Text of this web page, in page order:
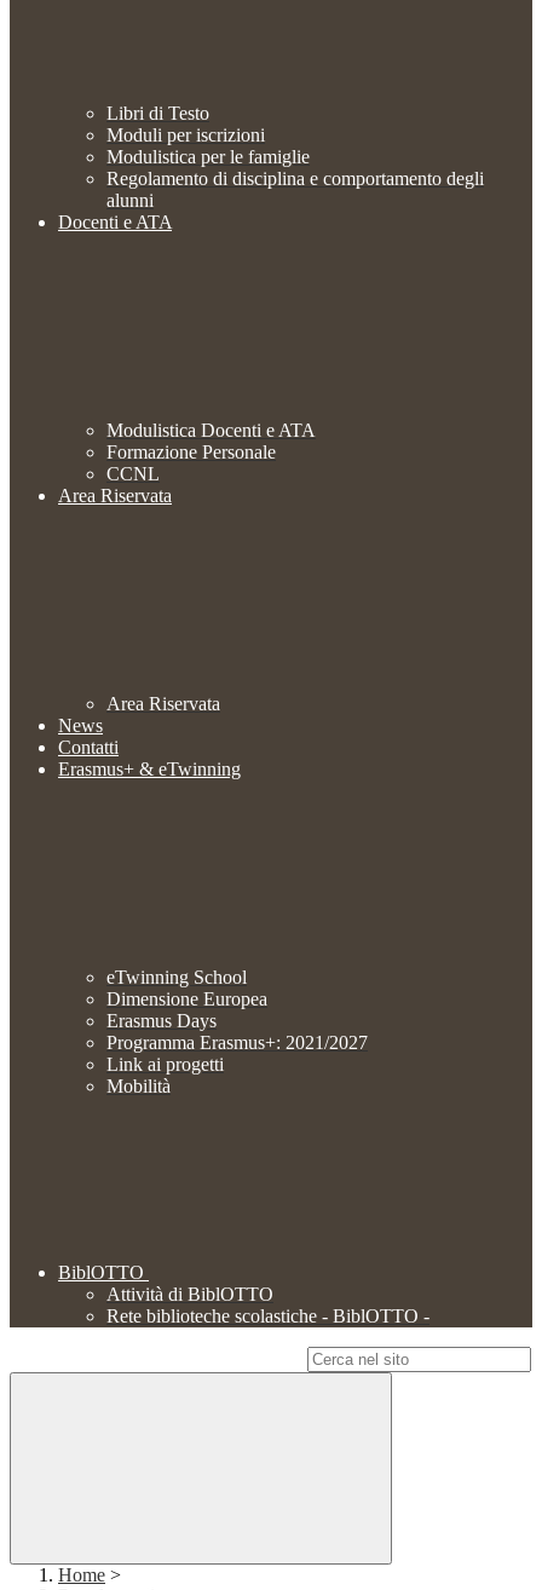
Libri di Testo
Moduli per iscrizioni
Modulistica per le famiglie
Regolamento di disciplina e comportamento degli
alunni
Docenti e ATA
Modulistica Docenti e ATA
Formazione Personale
CCNL
Area Riservata
Area Riservata
News
Contatti
Erasmus+ & eTwinning
eTwinning School
Dimensione Europea
Erasmus Days
Programma Erasmus+: 2021/2027
Link ai progetti
Mobilità
BiblOTTO
Attività di BiblOTTO
Rete biblioteche scolastiche - BiblOTTO -
Home >